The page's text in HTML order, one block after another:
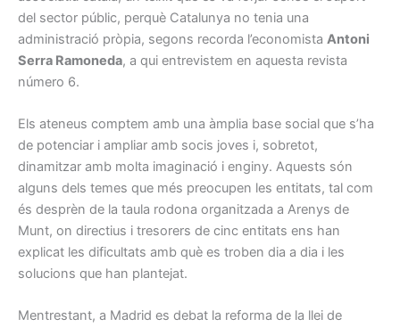
del sector públic, perquè Catalunya no tenia una
administració pròpia, segons recorda l’economista Antoni
Serra Ramoneda, a qui entrevistem en aquesta revista
número 6.
Els ateneus comptem amb una àmplia base social que s’ha
de potenciar i ampliar amb socis joves i, sobretot,
dinamitzar amb molta imaginació i enginy. Aquests són
alguns dels temes que més preocupen les entitats, tal com
és desprèn de la taula rodona organitzada a Arenys de
Munt, on directius i tresorers de cinc entitats ens han
explicat les dificultats amb què es troben dia a dia i les
solucions que han plantejat.
Mentrestant, a Madrid es debat la reforma de la llei de